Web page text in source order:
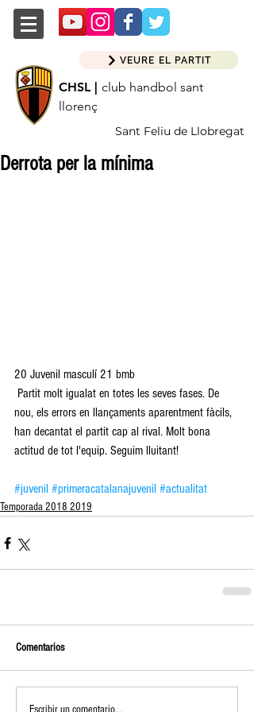
CHSL | club handbol sant
llorenç
Sant Feliu de Llobregat
VEURE EL PARTIT
Derrota per la mínima
20 Juvenil masculí 21 bmb
nou, els errors en llançaments aparentment fàcils,
han decantat el partit cap al rival. Molt bona
actitud de tot l'equip. Seguim lluitant!
#juvenil #primeracatalanajuvenil #actualitat
Temporada 2018 2019
Comentarios
Escribir un comentario...